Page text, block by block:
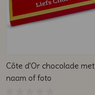
Côte d'Or chocolade met
naam of foto